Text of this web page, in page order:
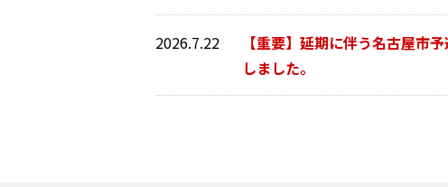
2026.7.22
【重要】延期に伴う名古屋市
しました。